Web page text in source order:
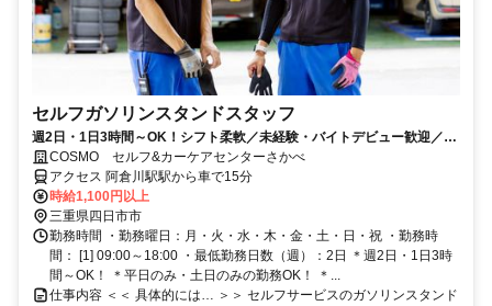
セルフガソリンスタンドスタッフ
週2日・1日3時間～OK！シフト柔軟／未経験・バイトデビュー歓迎／社
員割引／幅広いスキルが身につく
COSMO セルフ&カーケアセンターさかべ
アクセス 阿倉川駅駅から車で15分
時給1,100円以上
三重県四日市市
勤務時間 ・勤務曜日：月・火・水・木・金・土・日・祝 ・勤務時
間： [1] 09:00～18:00 ・最低勤務日数（週）：2日 ＊週2日・1日3時
間～OK！ ＊平日のみ・土日のみの勤務OK！ ＊...
仕事内容 ＜＜ 具体的には… ＞＞ セルフサービスのガソリンスタンド